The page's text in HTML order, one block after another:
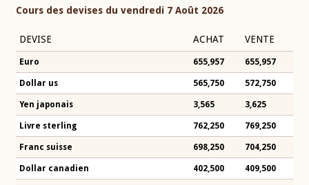
Cours des devises du vendredi 7 Août 2026
DEVISE ACHAT VENTE
Euro 655,957 655,957
Dollar us 565,750 572,750
Yen japonais 3,565 3,625
Livre sterling 762,250 769,250
Franc suisse 698,250 704,250
Dollar canadien 402,500 409,500